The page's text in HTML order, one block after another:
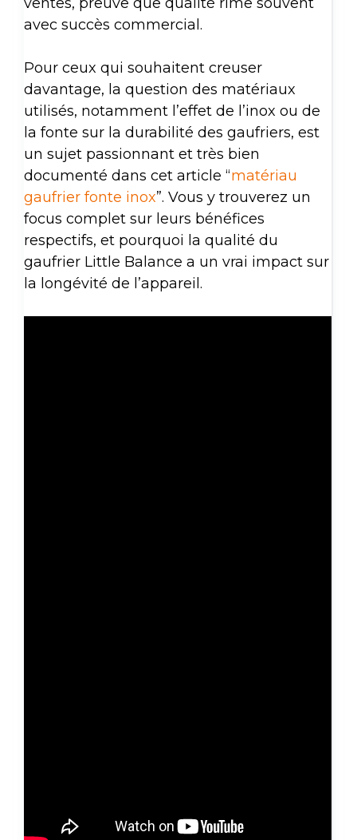
avec succès commercial.
Pour ceux qui souhaitent creuser
davantage, la question des matériaux
utilisés, notamment l’effet de l’inox ou de
la fonte sur la durabilité des gaufriers, est
un sujet passionnant et très bien
documenté dans cet article “matériau
gaufrier fonte inox”. Vous y trouverez un
focus complet sur leurs bénéfices
respectifs, et pourquoi la qualité du
gaufrier Little Balance a un vrai impact sur
la longévité de l’appareil.